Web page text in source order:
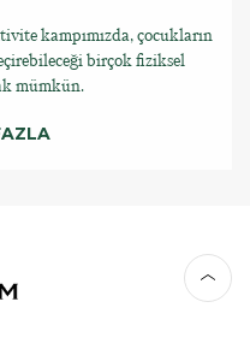
kampımızda, çocukların
birçok fiziksel
mümkün.